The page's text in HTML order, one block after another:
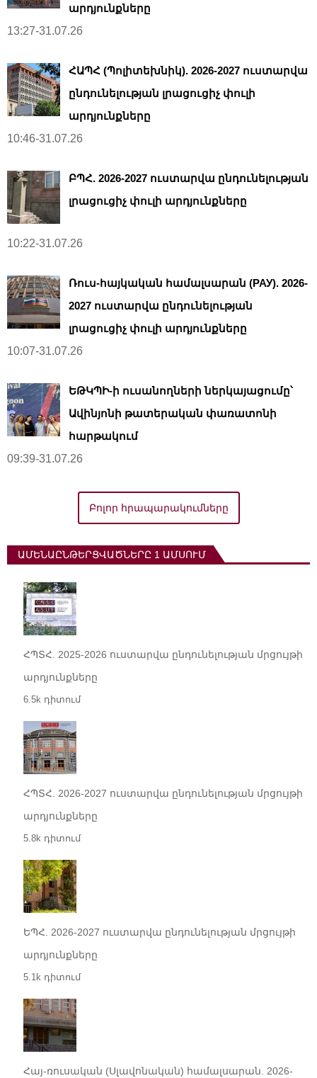
արդյունքները
13:27-31.07.26
ՀԱՊՀ (Պոլիտեխնիկ). 2026-2027 ուստարվա
ընդունելության լրացուցիչ փուլի
արդյունքները
10:46-31.07.26
ԲՊՀ. 2026-2027 ուստարվա ընդունելության
լրացուցիչ փուլի արդյունքները
10:22-31.07.26
Ռուս-հայկական համալսարան (РАУ). 2026-
2027 ուստարվա ընդունելության
լրացուցիչ փուլի արդյունքները
10:07-31.07.26
ԵԹԿՊԻ-ի ուսանողների ներկայացումը՝
Ավինյոնի թատերական փառատոնի
հարթակում
09:39-31.07.26
Բոլոր հրապարակումները
ԱՄԵՆԱԸՆԹԵՐՑՎԱԾՆԵՐԸ 1 ԱՄՍՈՒՄ
ՀՊՏՀ. 2025-2026 ուստարվա ընդունելության մրցույթի
արդյունքները
6.5k դիտում
ՀՊՏՀ. 2026-2027 ուստարվա ընդունելության մրցույթի
արդյունքները
5.8k դիտում
ԵՊՀ. 2026-2027 ուստարվա ընդունելության մրցույթի
արդյունքները
5.1k դիտում
Հայ-ռուսական (Սլավոնական) համալսարան. 2026-